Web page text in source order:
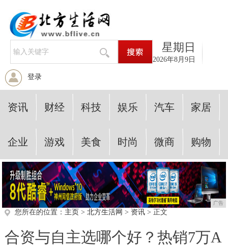
星期日
2026年8月9日
登录
资讯 财经 科技 娱乐 汽车 家居
企业 游戏 美食 时尚 微商 购物
广告
您所在的位置： 主页 > 北方生活网 > 资讯> 正文
合资与自主选哪个好？热销7万A